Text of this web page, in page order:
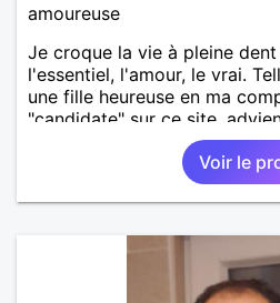
amoureuse
Je croque la vie à pleine
l'essentiel, l'amour, le vrai.
une fille heureuse en ma
"candidate" sur ce site,
Voir le